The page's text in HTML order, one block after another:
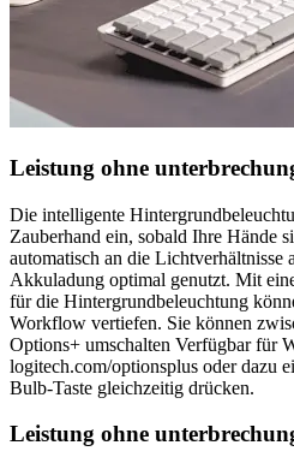
Leistung ohne
Die intelligente
Zauberhand ein, sobald Ihre Hände
automatisch an die Lichtverhältnisse
Akkuladung optimal genutzt. Mit
für die Hintergrundbeleuchtung
Workflow vertiefen. Sie können
Options+ umschalten Verfügbar für
logitech.com/optionsplus oder dazu
Bulb-Taste gleichzeitig drücken.
Leistung ohne